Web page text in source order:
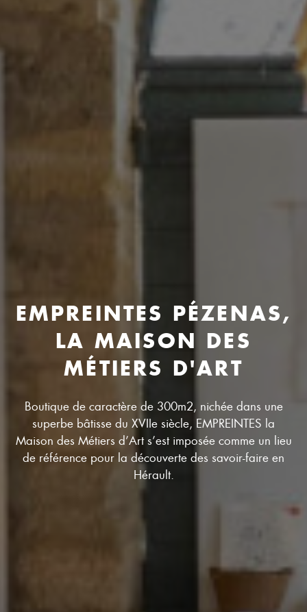
EMPREINTES PÉZENAS,
LA MAISON DES
MÉTIERS D'ART
Boutique de caractère de 300m2, nichée dans une
superbe bâtisse du XVIIe siècle, EMPREINTES la
Maison des Métiers d’Art s’est imposée comme un lieu
de référence pour la découverte des savoir-faire en
Hérault.